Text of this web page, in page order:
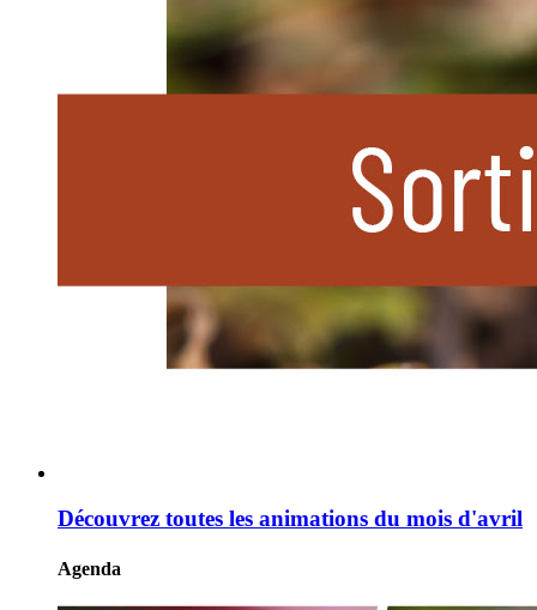
Découvrez toutes les animations du mois d'avril
Agenda